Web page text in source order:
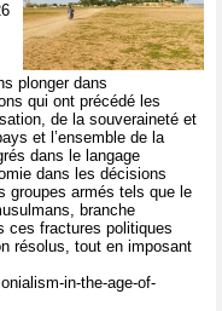
plonger dans
qui ont précédé les
de la souveraineté et
et l’ensemble de la
dans le langage
dans les décisions
groupes armés tels que le
branche
ces fractures politiques
résolus, tout en imposant
in-the-age-of-